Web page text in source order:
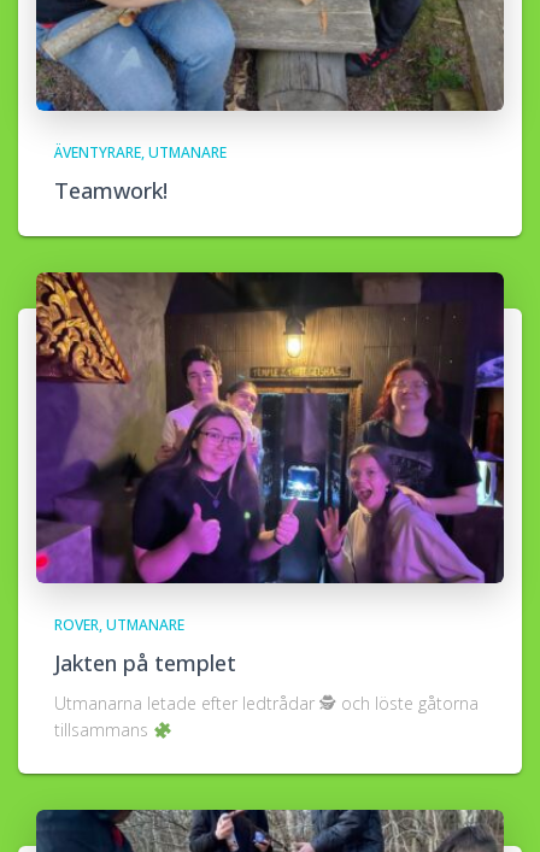
ÄVENTYRARE UTMANARE
Teamwork!
ROVER UTMANARE
Jakten på templet
Utmanarna letade efter ledtrådar 🕵 och löste gåtorna
tillsammans